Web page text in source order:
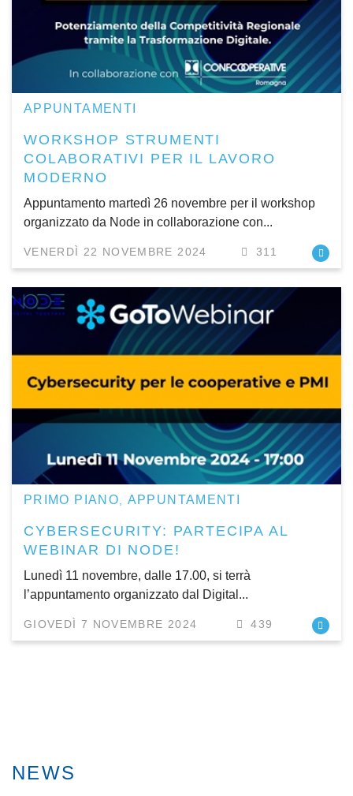
APPUNTAMENTI
WORKSHOP STRUMENTI
COLABORATIVI PER IL LAVORO
MODERNO
Appuntamento martedì 26 novembre per il workshop
organizzato da Node in collaborazione con...
VENERDÌ 22 NOVEMBRE 2024 311
PRIMO PIANO, APPUNTAMENTI
CYBERSECURITY: PARTECIPA AL
WEBINAR DI NODE!
Lunedì 11 novembre, dalle 17.00, si terrà
l’appuntamento organizzato dal Digital...
GIOVEDÌ 7 NOVEMBRE 2024 439
NEWS